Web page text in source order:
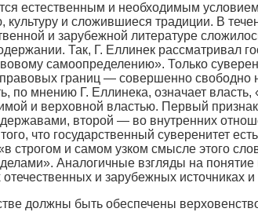
естественным и необходимым
культуру и сложившиеся традиции. В
и зарубежной литературе
Так, Г. Еллинек рассматривал
самоопределению». Только
границ — совершенно свободно
по мнению Г. Еллинека, означает
и верховной властью. Первый
державами, второй — во внутренних
что государственный суверенитет
строгом и самом узком смысле этого
Аналогичные взгляды на
отечественных и зарубежных источниках
должны быть обеспечены